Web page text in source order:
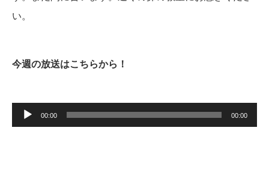
い。
今週の放送はこちらから！
00:00 00:00